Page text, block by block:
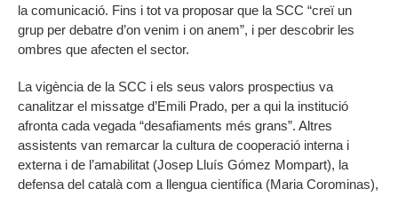
la comunicació. Fins i tot va proposar que la SCC “creï un
grup per debatre d’on venim i on anem”, i per descobrir les
ombres que afecten el sector.
La vigència de la SCC i els seus valors prospectius va
canalitzar el missatge d’Emili Prado, per a qui la institució
afronta cada vegada “desafiaments més grans”. Altres
assistents van remarcar la cultura de cooperació interna i
externa i de l’amabilitat (Josep Lluís Gómez Mompart), la
defensa del català com a llengua científica (Maria Corominas),